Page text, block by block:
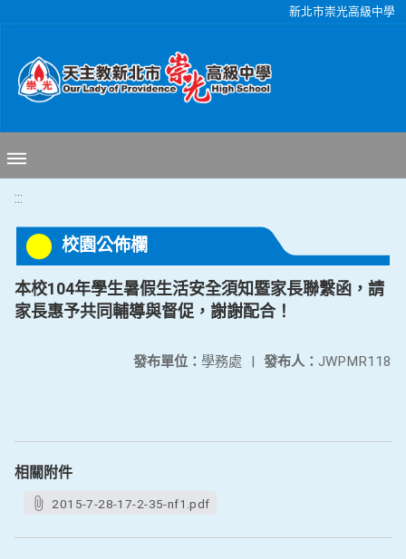
新北市崇光高級中學
:::
校園公佈欄
本校104年學生暑假生活安全須知暨家長聯繫函，請
家長惠予共同輔導與督促，謝謝配合！
發布人： JWPMR118
發布單位： 學務處 |
相關附件
2015-7-28-17-2-35-nf1.pdf